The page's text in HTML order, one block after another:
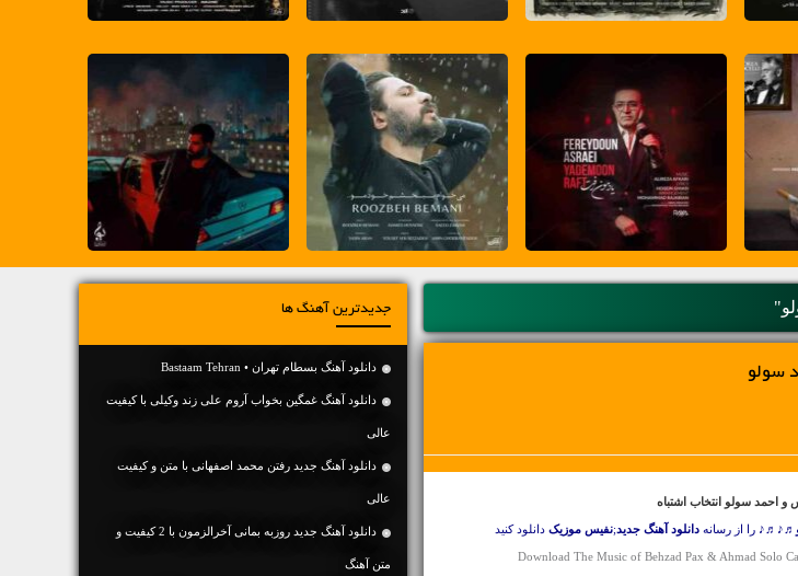
سولو
و احمد سولو انتخاب اشتباه
♬♪♬♪ را از رسانهدانلود آهنگ جدید;نفیس موزیک دانلود کنید
Download The Music of Behzad Pax & Ahmad Solo
جدیدترین آهنگ ها
دانلود آهنگ بسطام تهران • Bastaam Tehran
دانلود آهنگ غمگین بخواب آروم علی زند وکیلی با کیفیت
عالی
دانلود آهنگ جديد رفتن محمد اصفهانی با متن و کیفیت
عالی
دانلود آهنگ جديد روزبه بمانی آخرالزمون با 2 کیفیت و
متن آهنگ